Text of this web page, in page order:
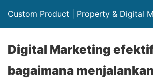
Custom Product | Property & Digital
Digital Marketing
bagaimana